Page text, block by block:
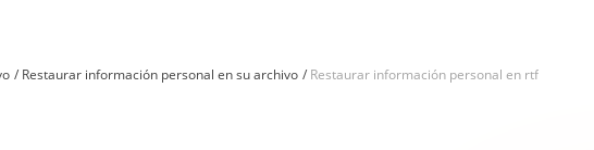
Restaurar información personal en su archivo Restaurar información personal en rtf